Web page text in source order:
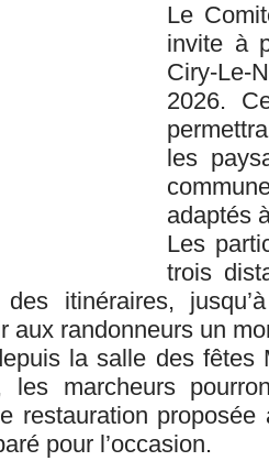
Le
invite à
Ciry-
2026.
les
adaptés
Les
trois
itinéraires,
aux randonneurs un
la salle des fêtes
les marcheurs
restauration
pour l’occasion.